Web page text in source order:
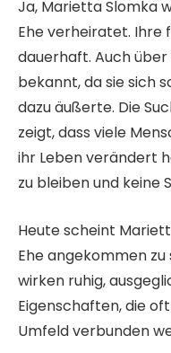
Ja, Marietta Slomka
Ehe verheiratet. Ihre
dauerhaft. Auch über
bekannt, da sie sich
dazu äußerte. Die
zeigt, dass viele
ihr Leben verändert
zu bleiben und keine
Heute scheint
Ehe angekommen
wirken ruhig,
Eigenschaften, die
Umfeld verbunden